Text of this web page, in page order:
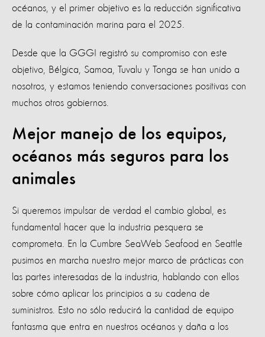
océanos, y el primer objetivo es la reducción significativa
de la contaminación marina para el 2025.
Desde que la GGGI registró su compromiso con este
objetivo, Bélgica, Samoa, Tuvalu y Tonga se han unido a
nosotros, y estamos teniendo conversaciones positivas con
muchos otros gobiernos.
Mejor manejo de los equipos,
océanos más seguros para los
animales
Si queremos impulsar de verdad el cambio global, es
fundamental hacer que la industria pesquera se
comprometa. En la Cumbre SeaWeb Seafood en Seattle
pusimos en marcha nuestro mejor marco de prácticas con
las partes interesadas de la industria, hablando con ellos
sobre cómo aplicar los principios a su cadena de
suministros. Esto no sólo reducirá la cantidad de equipo
fantasma que entra en nuestros océanos y daña a los